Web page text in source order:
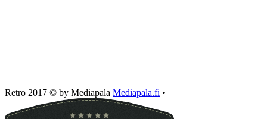
Retro 2017 © by Mediapala Mediapala.fi •